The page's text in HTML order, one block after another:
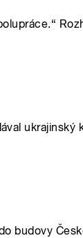
budovy